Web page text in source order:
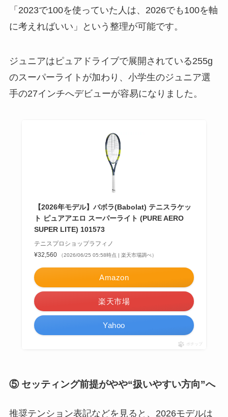
「2023で100を使っていた人は、2026でも100を軸
に考えればいい」という整理が可能です。
ジュニアはピュアドライブで展開されている255g
のスーパーライトが加わり、小学生のジュニア選
手の27インチへデビューが容易になりました。
【2026年モデル】バボラ(Babolat) テニスラケッ
ト ピュアアエロ スーパーライト (PURE AERO
SUPER LITE) 101573
テニスプロショップラフィノ
¥32,560
（2026/06/25 05:58時点 | 楽天市場調べ）
Amazon
楽天市場
Yahoo
ポチップ
⑤ セッティング前提がやや“扱いやすい方向”へ
推奨テンション表記などを見ると、2026モデルは